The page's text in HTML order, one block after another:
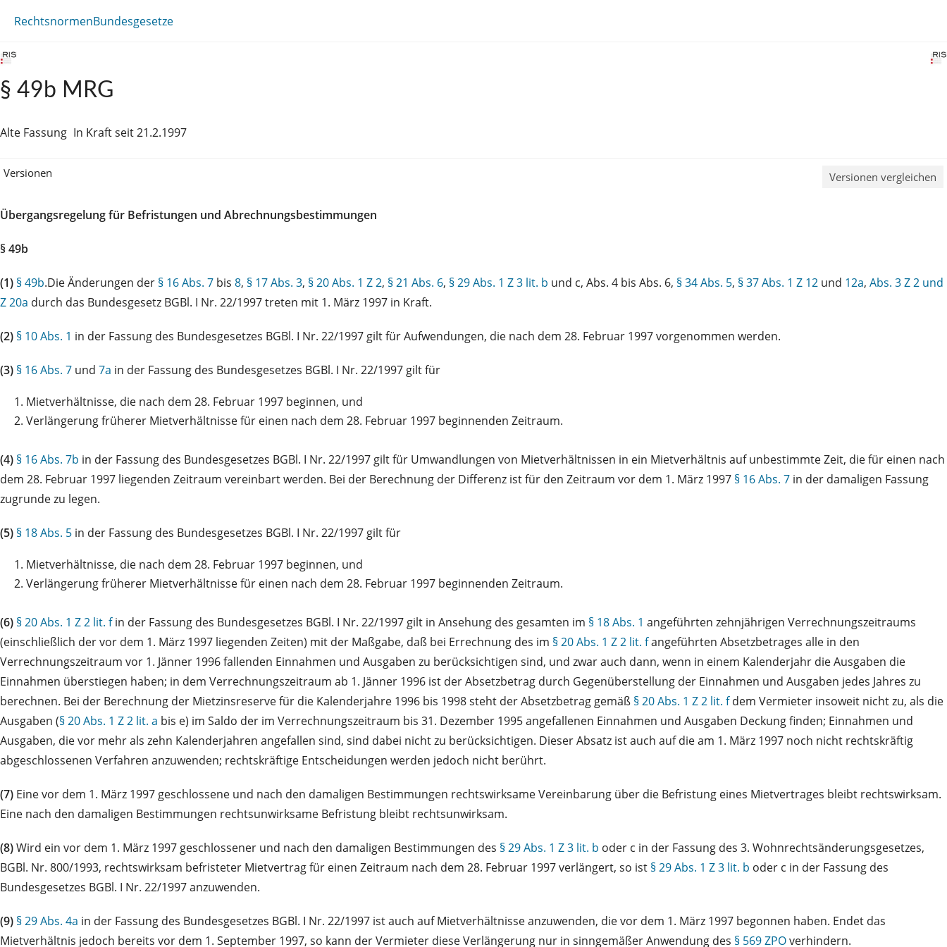
RechtsnormenBundesgesetze
§ 49b MRG
Alte Fassung In Kraft seit 21.2.1997
Versionen Versionen vergleichen
Übergangsregelung für Befristungen und Abrechnungsbestimmungen
§ 49b
(1) § 49b.Die Änderungen der § 16 Abs. 7 bis 8, § 17 Abs. 3, § 20 Abs. 1 Z 2, § 21 Abs. 6, § 29 Abs. 1 Z 3 lit. b und c, Abs. 4 bis Abs. 6, § 34 Abs. 5, § 37 Abs. 1 Z 12 und 12a, Abs. 3 Z 2 und
Z 20a durch das Bundesgesetz BGBl. I Nr. 22/1997 treten mit 1. März 1997 in Kraft.
(2) § 10 Abs. 1 in der Fassung des Bundesgesetzes BGBl. I Nr. 22/1997 gilt für Aufwendungen, die nach dem 28. Februar 1997 vorgenommen werden.
(3) § 16 Abs. 7 und 7a in der Fassung des Bundesgesetzes BGBl. I Nr. 22/1997 gilt für
1. Mietverhältnisse, die nach dem 28. Februar 1997 beginnen, und
2. Verlängerung früherer Mietverhältnisse für einen nach dem 28. Februar 1997 beginnenden Zeitraum.
(4) § 16 Abs. 7b in der Fassung des Bundesgesetzes BGBl. I Nr. 22/1997 gilt für Umwandlungen von Mietverhältnissen in ein Mietverhältnis auf unbestimmte Zeit, die für einen nach
dem 28. Februar 1997 liegenden Zeitraum vereinbart werden. Bei der Berechnung der Differenz ist für den Zeitraum vor dem 1. März 1997 § 16 Abs. 7 in der damaligen Fassung
zugrunde zu legen.
(5) § 18 Abs. 5 in der Fassung des Bundesgesetzes BGBl. I Nr. 22/1997 gilt für
1. Mietverhältnisse, die nach dem 28. Februar 1997 beginnen, und
2. Verlängerung früherer Mietverhältnisse für einen nach dem 28. Februar 1997 beginnenden Zeitraum.
(6) § 20 Abs. 1 Z 2 lit. fin der Fassung des Bundesgesetzes BGBl. I Nr. 22/1997 gilt in Ansehung des gesamten im § 18 Abs. 1 angeführten zehnjährigen Verrechnungszeitraums
(einschließlich der vor dem 1. März 1997 liegenden Zeiten) mit der Maßgabe, daß bei Errechnung des im § 20 Abs. 1 Z 2 lit. fangeführten Absetzbetrages alle in den
Verrechnungszeitraum vor 1. Jänner 1996 fallenden Einnahmen und Ausgaben zu berücksichtigen sind, und zwar auch dann, wenn in einem Kalenderjahr die Ausgaben die
Einnahmen überstiegen haben; in dem Verrechnungszeitraum ab 1. Jänner 1996 ist der Absetzbetrag durch Gegenüberstellung der Einnahmen und Ausgaben jedes Jahres zu
berechnen. Bei der Berechnung der Mietzinsreserve für die Kalenderjahre 1996 bis 1998 steht der Absetzbetrag gemäß § 20 Abs. 1 Z 2 lit. fdem Vermieter insoweit nicht zu, als die
Ausgaben (§ 20 Abs. 1 Z 2 lit. a bis e) im Saldo der im Verrechnungszeitraum bis 31. Dezember 1995 angefallenen Einnahmen und Ausgaben Deckung finden; Einnahmen und
Ausgaben, die vor mehr als zehn Kalenderjahren angefallen sind, sind dabei nicht zu berücksichtigen. Dieser Absatz ist auch auf die am 1. März 1997 noch nicht rechtskräftig
abgeschlossenen Verfahren anzuwenden; rechtskräftige Entscheidungen werden jedoch nicht berührt.
(7) Eine vor dem 1. März 1997 geschlossene und nach den damaligen Bestimmungen rechtswirksame Vereinbarung über die Befristung eines Mietvertrages bleibt rechtswirksam.
Eine nach den damaligen Bestimmungen rechtsunwirksame Befristung bleibt rechtsunwirksam.
(8)Wird ein vor dem 1. März 1997 geschlossener und nach den damaligen Bestimmungen des § 29 Abs. 1 Z 3 lit. b oder c in der Fassung des 3. Wohnrechtsänderungsgesetzes,
BGBl. Nr. 800/1993, rechtswirksam befristeter Mietvertrag für einen Zeitraum nach dem 28. Februar 1997 verlängert, so ist § 29 Abs. 1 Z 3 lit. b oder c in der Fassung des
Bundesgesetzes BGBl. I Nr. 22/1997 anzuwenden.
(9) § 29 Abs. 4a in der Fassung des Bundesgesetzes BGBl. I Nr. 22/1997 ist auch auf Mietverhältnisse anzuwenden, die vor dem 1. März 1997 begonnen haben. Endet das
Mietverhältnis jedoch bereits vor dem 1. September 1997, so kann der Vermieter diese Verlängerung nur in sinngemäßer Anwendung des § 569 ZPOverhindern.